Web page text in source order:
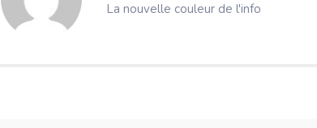
La nouvelle couleur de l'info